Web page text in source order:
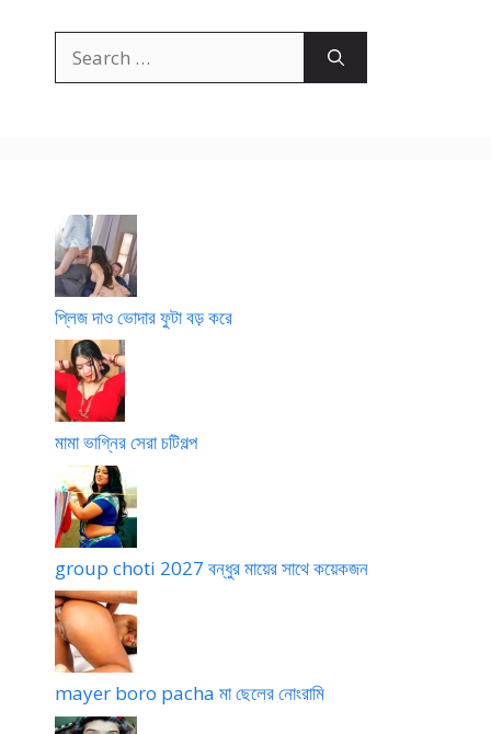
for:
প্লিজ দাও ভোদার ফুটা বড় করে
মামা ভাগ্নির সেরা চটিগল্প
group choti 2027 বন্ধুর মায়ের সাথে কয়েকজন
mayer boro pacha মা ছেলের নোংরামি